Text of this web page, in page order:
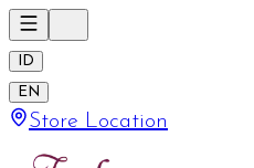
ID
EN
Store Location